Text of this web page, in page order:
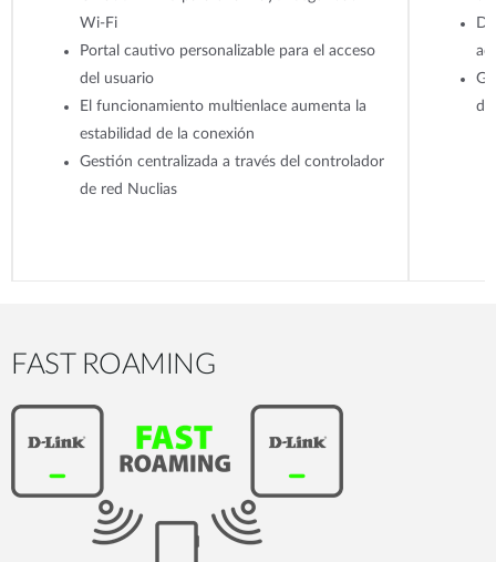
Wi-Fi
Portal cautivo personalizable para el acceso
del usuario
El funcionamiento multienlace aumenta la
estabilidad de la conexión
Gestión centralizada a través del controlador
de red Nuclias
de
FAST ROAMING